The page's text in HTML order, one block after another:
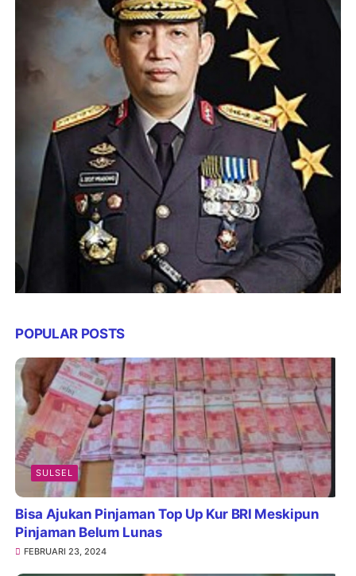
POPULAR POSTS
SULSEL
Bisa Ajukan Pinjaman Top Up Kur BRI Meskipun
Pinjaman Belum Lunas
FEBRUARI 23, 2024